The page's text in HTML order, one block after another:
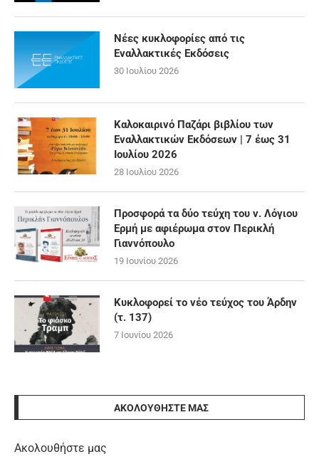
Νέες κυκλοφορίες από τις
Εναλλακτικές Εκδόσεις
30 Ιουλίου 2026
Καλοκαιρινό Παζάρι βιβλίου των
Εναλλακτικών Εκδόσεων | 7 έως 31
Ιουλίου 2026
28 Ιουλίου 2026
Προσφορά τα δύο τεύχη του ν. Λόγιου
Ερμή με αφιέρωμα στον Περικλή
Γιαννόπουλο
19 Ιουνίου 2026
Κυκλοφορεί το νέο τεύχος του Άρδην
(τ. 137)
7 Ιουνίου 2026
ΑΚΟΛΟΥΘΉΣΤΕ ΜΑΣ
Ακολουθήστε μας